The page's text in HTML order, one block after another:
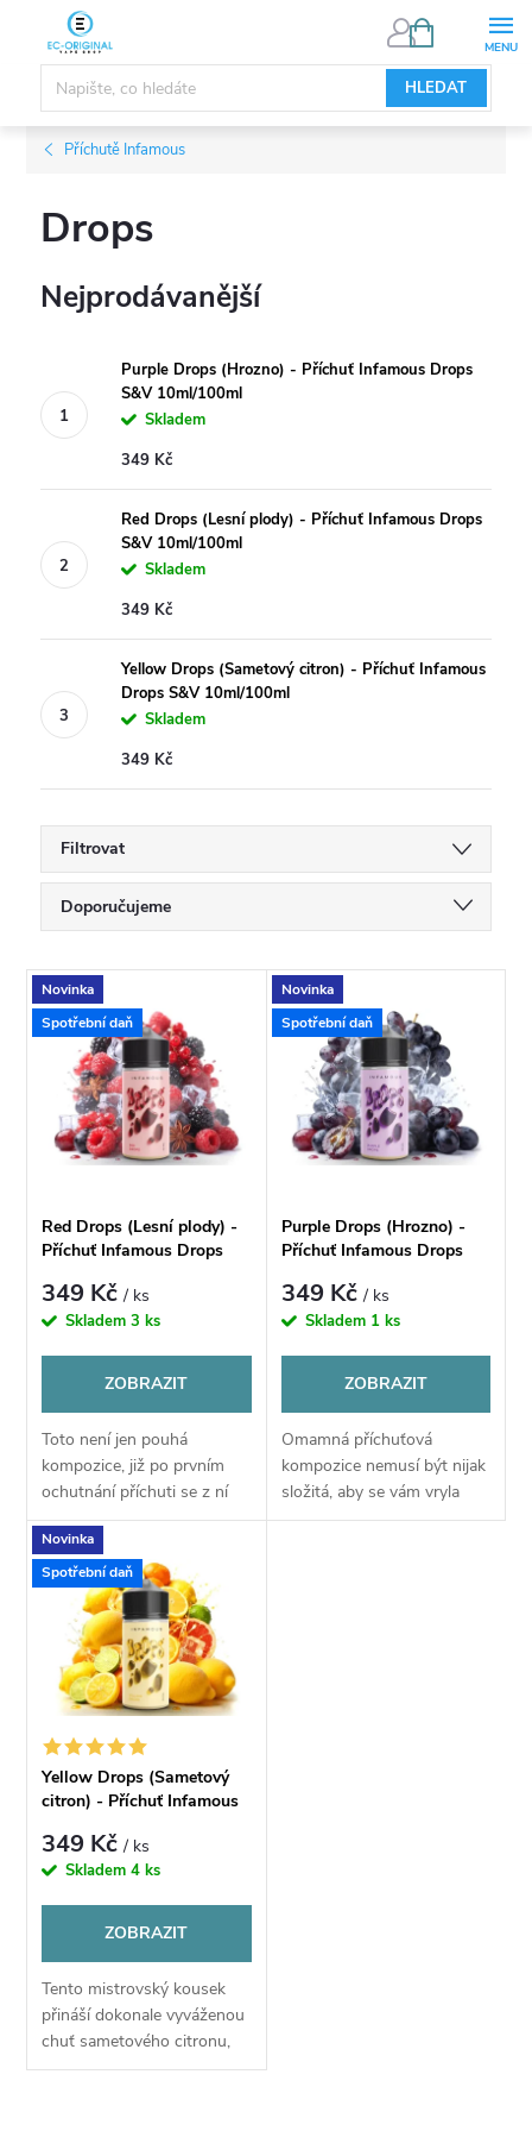
obsah
HLEDAT
NÁKUPNÍ
Příchutě Infamous
Drops
Nejprodávanější
Purple Drops (Hrozno) - Příchuť Infamous Drops
S&V 10ml/100ml
Skladem
349 Kč
Red Drops (Lesní plody) - Příchuť Infamous Drops
S&V 10ml/100ml
Skladem
349 Kč
Yellow Drops (Sametový citron) - Příchuť Infamous
Drops S&V 10ml/100ml
Skladem
349 Kč
Filtrovat
Ř
a
z
n
í
p
r
d
u
k
ů
Doporučujeme
Nejdražší
Nejprodávanější
Abecedně
V
ý
p
s
p
r
o
d
u
k
ů
Novinka
Spotřební daň
Red Drops (Lesní plody) -
Příchuť Infamous Drops
349 Kč/ ks
Skladem3 ks
ZOBRAZIT
Toto není jen pouhá
kompozice, již po prvním
ochutnání příchuti se z ní
totiž stane posedlost. Na
vaše chuťové pohárky
zaútočí salva těch nejlepších
bobulek, jaké si...
Novinka
Spotřební daň
Purple Drops (Hrozno) -
Příchuť Infamous Drops
349 Kč/ ks
Skladem 1 ks
ZOBRAZIT
Omamná příchuťová
kompozice nemusí být nijak
složitá, aby se vám vryla
pod kůži. O tom vás
Novinka
Spotřební daň
Yellow Drops (Sametový
citron) - Příchuť Infamous
349 Kč/ ks
Skladem4 ks
ZOBRAZIT
Tento mistrovský kousek
přináší dokonale vyváženou
chuť sametového citronu,
která kombinuje krémově